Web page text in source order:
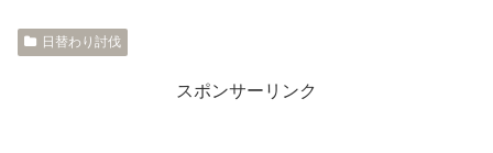
日替わり討伐
スポンサーリンク